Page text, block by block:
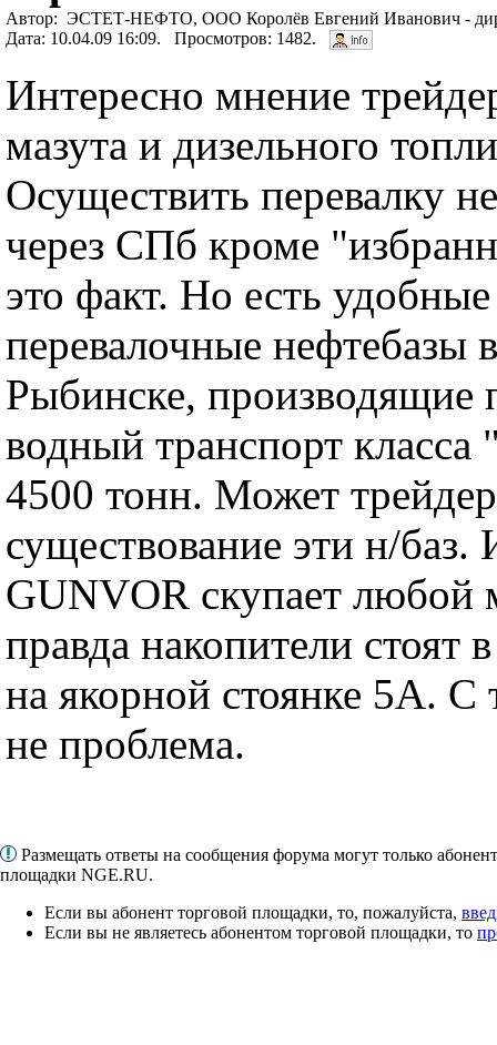
Автор: ЭСТЕТ-НЕФТО, ООО Королёв Евгений Иванович -
Дата: 10.04.09 16:09. Просмотров: 1482.
Интересно мнение
мазута и дизельного
Осуществить перевалку
через СПб кроме
это факт. Но есть
перевалочные нефтебазы
Рыбинске, производящие
водный транспорт класса
4500 тонн. Может
существование эти н/баз.
GUNVOR скупает любой
правда накопители стоят
на якорной стоянке 5А. С
не проблема.
Размещать ответы на сообщения форума могут только
площадки NGE.RU.
Если вы абонент торговой площадки, то, пожалуйста,
Если вы не являетесь абонентом торговой площадки, то